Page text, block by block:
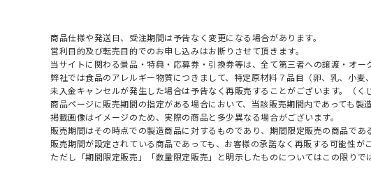
商品仕様や発送日、受注期間は予告なく変更になる場合があります。
営利目的及び転売目的でのお申し込みはお断りさせて頂きます。
当サイトに関わる景品・特典・応募券・引換券等は、全て第三者への譲渡・オー
弊社では食品のアレルギー物質につきまして、特定原材料７品目（卵、乳、小
未入金キャンセルが発生した場合は予告なく再販売することがございます。（く
商品ページに販売期間の指定がある場合において、当該販売期間内であっても製
掲載画像はイメージのため、実際の商品と多少異なる場合がございます。
販売期間はその時点での製造商品に対するものであり、期間限定販売の商品であ
販売期間が設定されている商品であっても、お客様の承諾なく再販する可能性が
ただし「期間限定販売」「数量限定販売」と明示したものについてはこの限りで